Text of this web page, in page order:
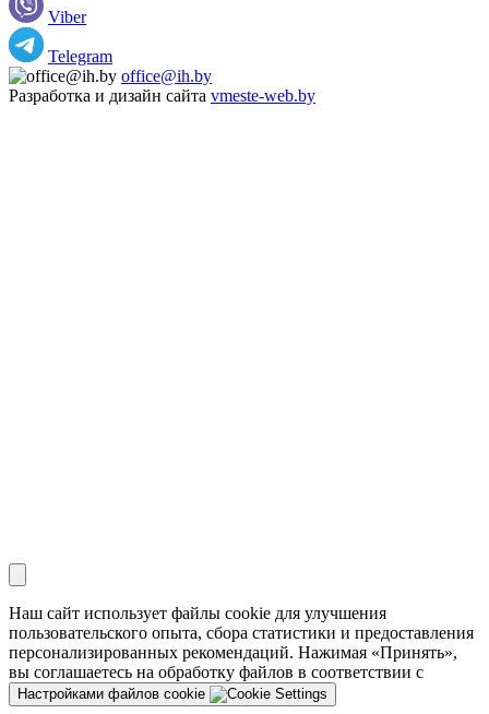
Viber
Telegram
office@ih.by
Разработка и дизайн сайта vmeste-web.by
Наш сайт использует файлы cookie для улучшения
пользовательского опыта, сбора статистики и предоставления
персонализированных рекомендаций. Нажимая «Принять»,
вы соглашаетесь на обработку файлов в соответствии с
Настройками файлов cookie